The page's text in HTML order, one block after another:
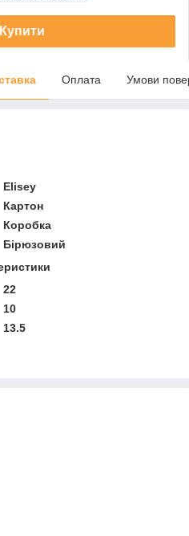
Купити
Оплата Умови
Elisey
Картон
Коробка
Бірюзовий
22
10
13.5